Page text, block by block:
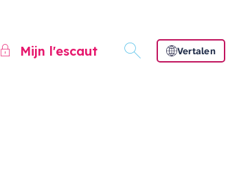
Mijn l'escaut Vertalen